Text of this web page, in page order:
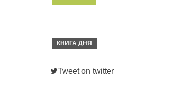
КНИГА ДНЯ
Tweet on twitter